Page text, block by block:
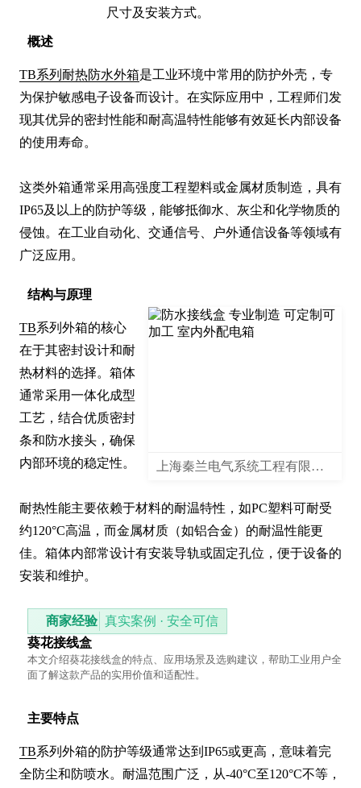
概述
TB系列耐热防水外箱是工业环境中常用的防护外壳，专
为保护敏感电子设备而设计。在实际应用中，工程师们发
现其优异的密封性能和耐高温特性能够有效延长内部设备
的使用寿命。
这类外箱通常采用高强度工程塑料或金属材质制造，具有
IP65及以上的防护等级，能够抵御水、灰尘和化学物质的
侵蚀。在工业自动化、交通信号、户外通信设备等领域有
广泛应用。
结构与原理
上海秦兰电气系统工程有限公司
TB系列外箱的核心
在于其密封设计和耐
热材料的选择。箱体
通常采用一体化成型
工艺，结合优质密封
条和防水接头，确保
内部环境的稳定性。
耐热性能主要依赖于材料的耐温特性，如PC塑料可耐受
约120°C高温，而金属材质（如铝合金）的耐温性能更
佳。箱体内部常设计有安装导轨或固定孔位，便于设备的
安装和维护。
商家经验 真实案例 · 安全可信
葵花接线盒
本文介绍葵花接线盒的特点、应用场景及选购建议，帮助工业用户全
面了解这款产品的实用价值和适配性。
主要特点
TB系列外箱的防护等级通常达到IP65或更高，意味着完
全防尘和防喷水。耐温范围广泛，从-40°C至120°C不等，
尺寸及安装方式。